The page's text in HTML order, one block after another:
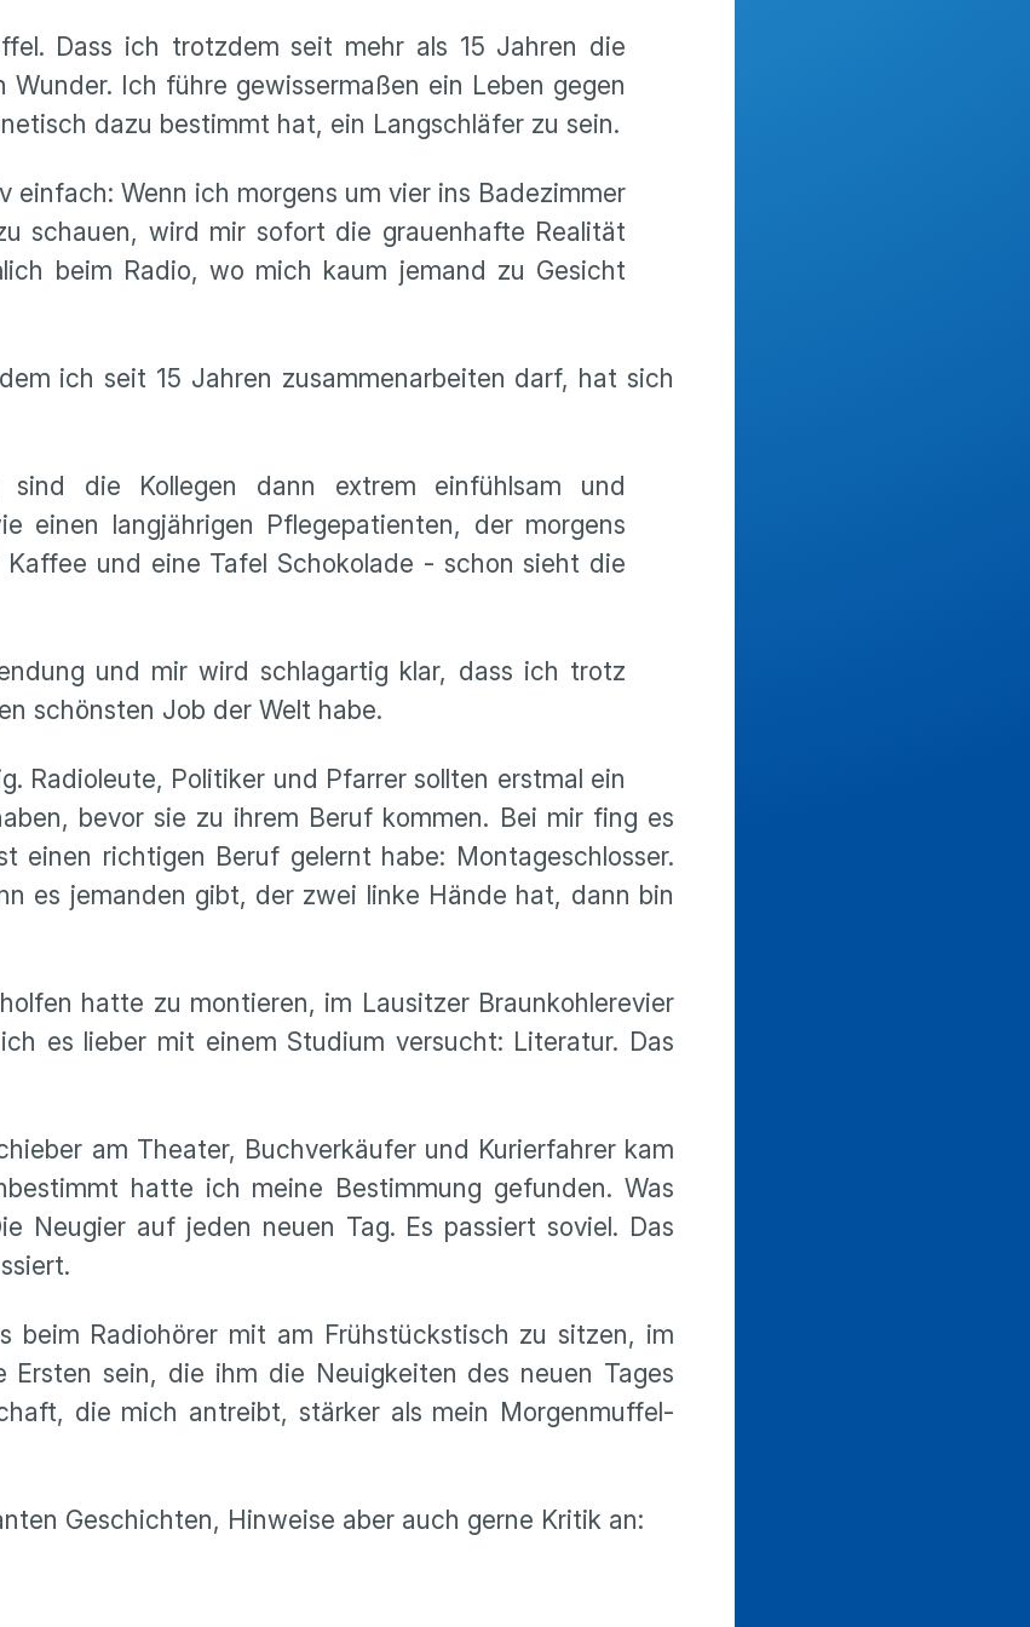
Dass ich trotzdem seit mehr als 15 Jahren die
Ich führe gewissermaßen ein Leben gegen
dazu bestimmt hat, ein Langschläfer zu sein.
einfach: Wenn ich morgens um vier ins Badezimmer
schauen, wird mir sofort die grauenhafte Realität
beim Radio, wo mich kaum jemand zu Gesicht
ich seit 15 Jahren zusammenarbeiten darf, hat sich
die Kollegen dann extrem einfühlsam und
einen langjährigen Pflegepatienten, der morgens
und eine Tafel Schokolade - schon sieht die
und mir wird schlagartig klar, dass ich trotz
schönsten Job der Welt habe.
Radioleute, Politiker und Pfarrer sollten erstmal ein
bevor sie zu ihrem Beruf kommen. Bei mir fing es
richtigen Beruf gelernt habe: Montageschlosser.
es jemanden gibt, der zwei linke Hände hat, dann bin
hatte zu montieren, im Lausitzer Braunkohlerevier
es lieber mit einem Studium versucht: Literatur. Das
am Theater, Buchverkäufer und Kurierfahrer kam
hatte ich meine Bestimmung gefunden. Was
Neugier auf jeden neuen Tag. Es passiert soviel. Das
beim Radiohörer mit am Frühstückstisch zu sitzen, im
sein, die ihm die Neuigkeiten des neuen Tages
die mich antreibt, stärker als mein Morgenmuffel-
Geschichten, Hinweise aber auch gerne Kritik an: